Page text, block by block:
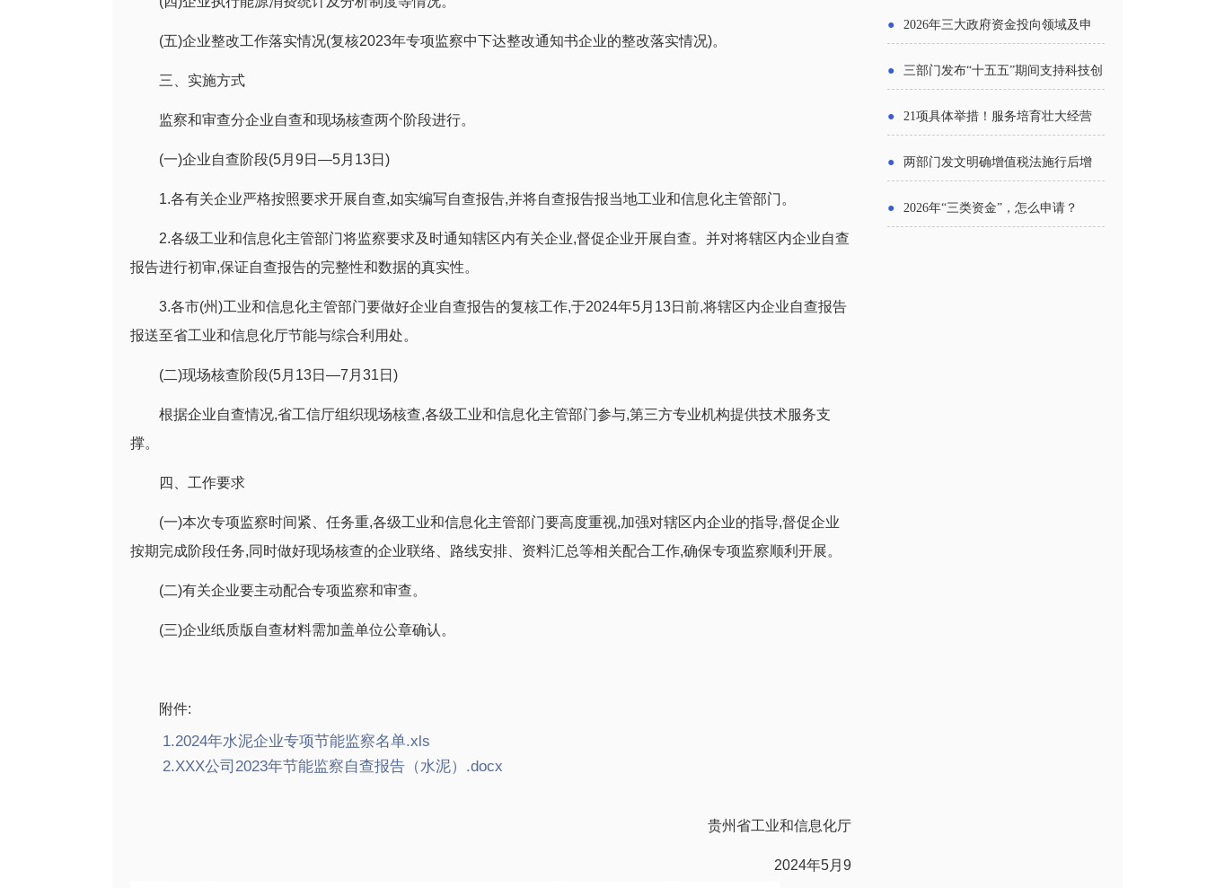
(五)企业整改工作落实情况(复核2023年专项监察中下达整改通知书企业的整改落实情况)。
三、实施方式
监察和审查分企业自查和现场核查两个阶段进行。
(一)企业自查阶段(5月9日—5月13日)
1.各有关企业严格按照要求开展自查,如实编写自查报告,并将自查报告报当地工业和信息化主管部门。
2.各级工业和信息化主管部门将监察要求及时通知辖区内有关企业,督促企业开展自查。并对将辖区内企业自查
报告进行初审,保证自查报告的完整性和数据的真实性。
3.各市(州)工业和信息化主管部门要做好企业自查报告的复核工作,于2024年5月13日前,将辖区内企业自查报告
报送至省工业和信息化厅节能与综合利用处。
(二)现场核查阶段(5月13日—7月31日)
根据企业自查情况,省工信厅组织现场核查,各级工业和信息化主管部门参与,第三方专业机构提供技术服务支
撑。
四、工作要求
(一)本次专项监察时间紧、任务重,各级工业和信息化主管部门要高度重视,加强对辖区内企业的指导,督促企业
按期完成阶段任务,同时做好现场核查的企业联络、路线安排、资料汇总等相关配合工作,确保专项监察顺利开展。
(二)有关企业要主动配合专项监察和审查。
(三)企业纸质版自查材料需加盖单位公章确认。
附件:
1.2024年水泥企业专项节能监察名单.xls
2.XXX公司2023年节能监察自查报告（水泥）.docx
贵州省工业和信息化厅
2024年5月9
● 2026年三大政府资金投向领域及申
● 三部门发布“十五五”期间支持科技创
● 21项具体举措！服务培育壮大经营
● 两部门发文明确增值税法施行后增
● 2026年“三类资金”，怎么申请？